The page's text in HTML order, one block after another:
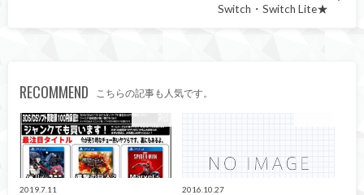
Switch・Switch Lite★
RECOMMEND こちらの記事も人気です。
2019.7.11 2016.10.27